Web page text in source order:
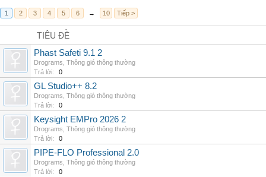
1 2 3 4 5 6 → 10 Tiếp >
TIÊU ĐỀ
Phast Safeti 9.1 2
Drograms Thông gió thông thường
Trả lời:
0
GL Studio++ 8.2
Drograms Thông gió thông thường
Trả lời:
0
Keysight EMPro 2026 2
Drograms Thông gió thông thường
Trả lời:
0
PIPE-FLO Professional 2.0
Drograms Thông gió thông thường
Trả lời:
0